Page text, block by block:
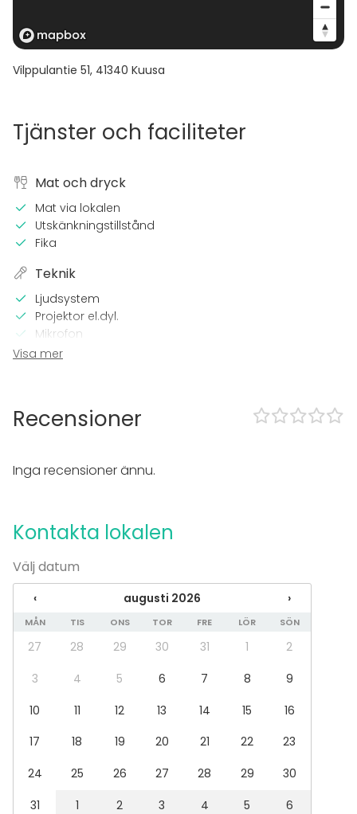
Vilppulantie 51, 41340 Kuusa
Tjänster och faciliteter
Mat och dryck
Mat via lokalen
Utskänkningstillstånd
Fika
Teknik
Ljudsystem
Projektor el.dyl.
Mikrofon
Wi-Fi
I lokalen
Tillgänglighetsanpassad
Trädgård
Utrustning
Bubbelpool / Jacuzzi
Scen
Anteckningsmaterial
Whiteboard / Blädderblock
Piano
Handdukar
Fest
Spa / relax / bastu
Middag / Lunch
Visa mer
Recensioner
Inga recensioner ännu.
Kontakta lokalen
Välj datum
‹ augusti 2026 ›
MÅN TIS ONS TOR FRE LÖR SÖN
27 28 29 30 31 1
2
3
4 5 6 7 8
9
10
11 12 13 14 15
16
17
18 19 20 21 22
23
24
25 26 27 28 29
30
31
1 2 3 4 5 6